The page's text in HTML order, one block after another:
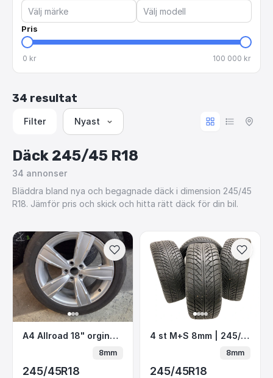
Pris
0 kr 100 000 kr
34 resultat
Filter Nyast
Däck 245/45 R18
34 annonser
Bläddra bland nya och begagnade däck i dimension 245/45
R18. Jämför pris och skick och hitta rätt däck för din bil.
A4 Allroad 18" orginal sommarhjul
A4 Allroad 18" orginal sommarhjul
8mm
245/45R18
4 st M+S 8mm | 245/
4 st M+S 8mm | 245/45 R18 Goodyear Ultra Grip Performance 8
8mm
245/45R18